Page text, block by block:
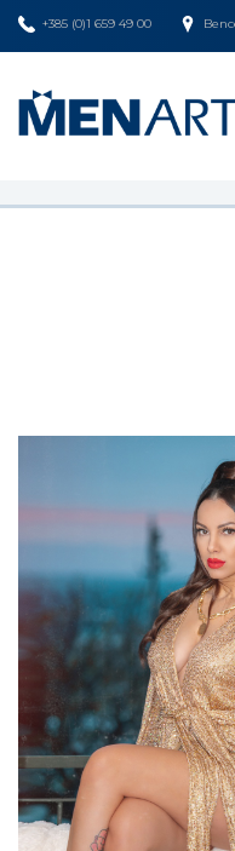
+385 (0)1 659 49 00